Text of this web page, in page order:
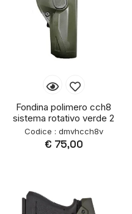
Fondina polimero cch8
sistema rotativo verde 2
Codice : dmvhcch8v
€ 75,00